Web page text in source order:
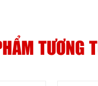
TƯƠNG